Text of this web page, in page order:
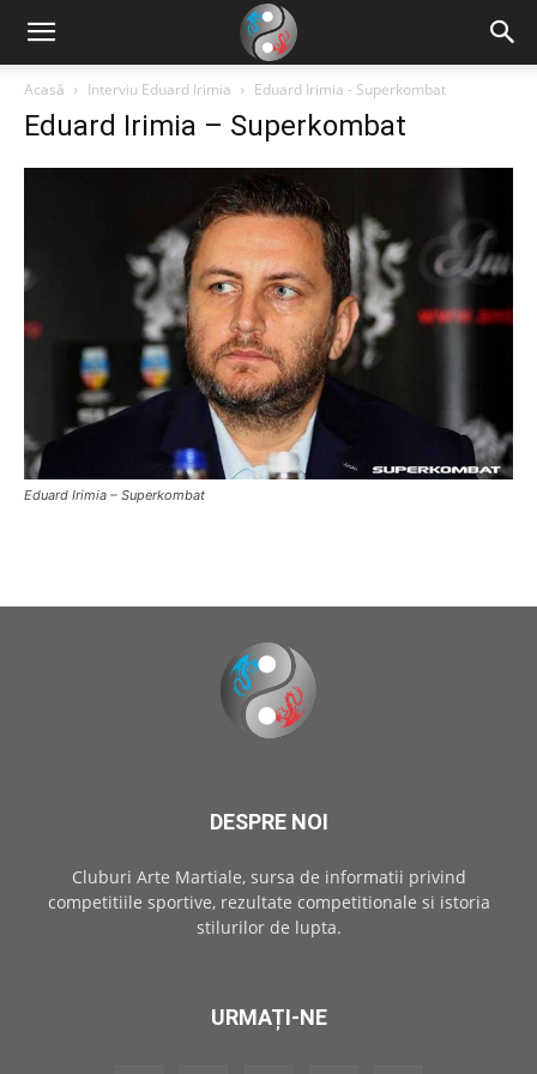
Acasă Interviu Eduard Irimia Eduard Irimia - Superkombat
Eduard Irimia – Superkombat
Eduard Irimia – Superkombat
DESPRE NOI
Cluburi Arte Martiale, sursa de informatii privind
competitiile sportive, rezultate competitionale si istoria
stilurilor de lupta.
URMAȚI-NE